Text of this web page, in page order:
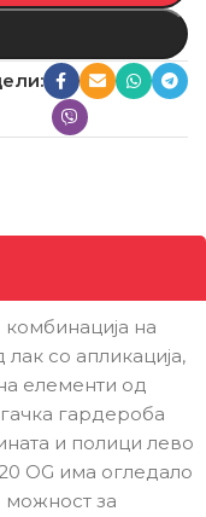
на
со апликација,
елементи од
гардероба
и полици лево
OG има огледало
можност за